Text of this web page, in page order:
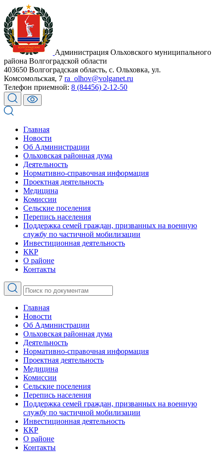
Администрация Ольховского муниципального
района Волгоградской области
403650 Волгоградская область, с. Ольховка, ул.
Комсомольская, 7 ra_olhov@volganet.ru
Телефон приемной: 8 (84456) 2-12-50
Главная
Новости
Об Администрации
Ольховская районная дума
Деятельность
Нормативно-справочная информация
Проектная деятельность
Медицина
Комиссии
Сельские поселения
Перепись населения
Поддержка семей граждан, призванных на военную
службу по частичной мобилизации
Инвестиционная деятельность
ККР
О районе
Контакты
Главная
Новости
Об Администрации
Ольховская районная дума
Деятельность
Нормативно-справочная информация
Проектная деятельность
Медицина
Комиссии
Сельские поселения
Перепись населения
Поддержка семей граждан, призванных на военную
службу по частичной мобилизации
Инвестиционная деятельность
ККР
О районе
Контакты